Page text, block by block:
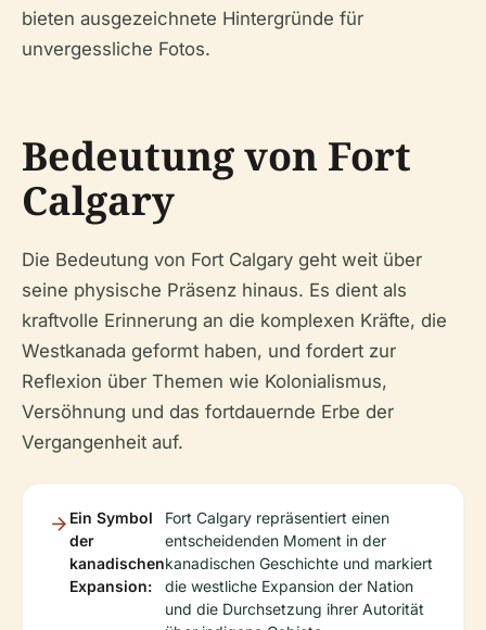
bieten ausgezeichnete Hintergründe für
unvergessliche Fotos.
Bedeutung von Fort
Calgary
Die Bedeutung von Fort Calgary geht weit über
seine physische Präsenz hinaus. Es dient als
kraftvolle Erinnerung an die komplexen Kräfte, die
Westkanada geformt haben, und fordert zur
Reflexion über Themen wie Kolonialismus,
Versöhnung und das fortdauernde Erbe der
Vergangenheit auf.
Ein Symbol
der
kanadischen
Expansion:
Fort Calgary repräsentiert einen
entscheidenden Moment in der
kanadischen Geschichte und markiert
die westliche Expansion der Nation
und die Durchsetzung ihrer Autorität